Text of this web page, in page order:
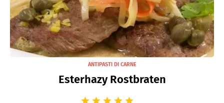
ANTIPASTI DI CARNE
Esterhazy Rostbraten